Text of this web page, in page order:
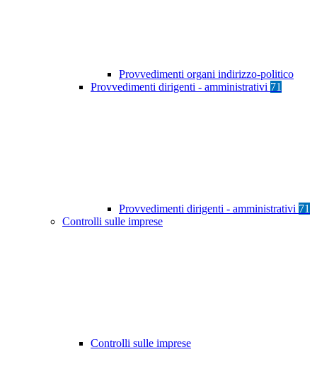
Provvedimenti organi indirizzo-politico
Provvedimenti dirigenti - amministrativi 71
Provvedimenti dirigenti - amministrativi 71
Controlli sulle imprese
Controlli sulle imprese